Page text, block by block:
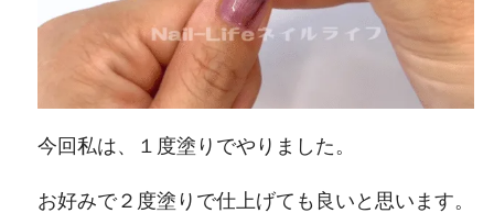
今回私は、１度塗りでやりました。
お好みで２度塗りで仕上げても良いと思います。